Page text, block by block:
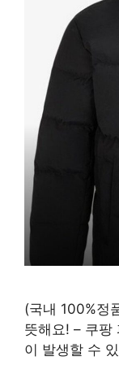
(국내 100%정
뜻해요! – 쿠팡
이 발생할 수